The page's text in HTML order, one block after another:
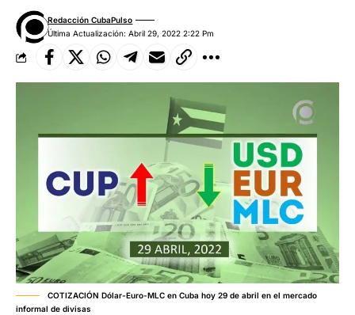
Última Actualización: Abril 29, 2022 2:22 Pm
Redacción CubaPulso
COTIZACIÓN Dólar-Euro-MLC en Cuba hoy 29 de abril en el mercado
informal de divisas